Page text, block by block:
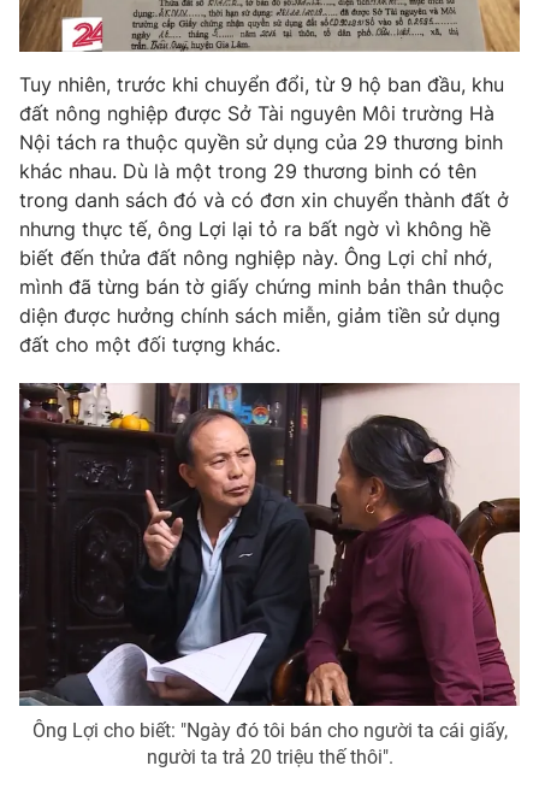
Photo Infographic
Video Shorts video
VTV Money VTV Thể thao
VTV Sức khoẻ Bất động sản
Thị trường 24h Tấm lòng Việt
VTV4 Vươn mình bằng AI
VTV9 VTV8
Liên hệ tòa soạn English
THỜI BÁO VTV
Theo dõi báo trên
Tuy nhiên, trước khi chuyển đổi, từ 9 hộ ban đầu, khu
đất nông nghiệp được Sở Tài nguyên Môi trường Hà
Nội tách ra thuộc quyền sử dụng của 29 thương binh
khác nhau. Dù là một trong 29 thương binh có tên
trong danh sách đó và có đơn xin chuyển thành đất ở
nhưng thực tế, ông Lợi lại tỏ ra bất ngờ vì không hề
biết đến thửa đất nông nghiệp này. Ông Lợi chỉ nhớ,
mình đã từng bán tờ giấy chứng minh bản thân thuộc
diện được hưởng chính sách miễn, giảm tiền sử dụng
đất cho một đối tượng khác.
Ông Lợi cho biết: "Ngày đó tôi bán cho người ta cái giấy,
người ta trả 20 triệu thế thôi".